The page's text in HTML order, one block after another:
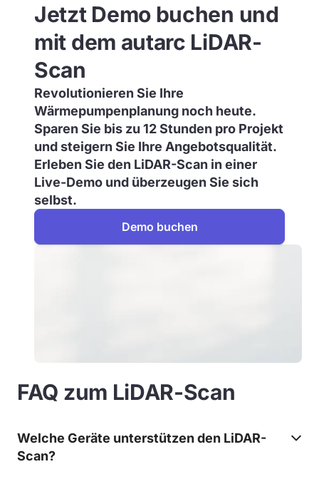
Jetzt Demo buchen und
mit dem autarc LiDAR-
Scan
Revolutionieren Sie Ihre
Wärmepumpenplanung noch heute.
Sparen Sie bis zu 12 Stunden pro Projekt
und steigern Sie Ihre Angebotsqualität.
Erleben Sie den LiDAR-Scan in einer
Live-Demo und überzeugen Sie sich
selbst.
Demo buchen
FAQ zum LiDAR-Scan
Welche Geräte unterstützen den LiDAR-
Scan?